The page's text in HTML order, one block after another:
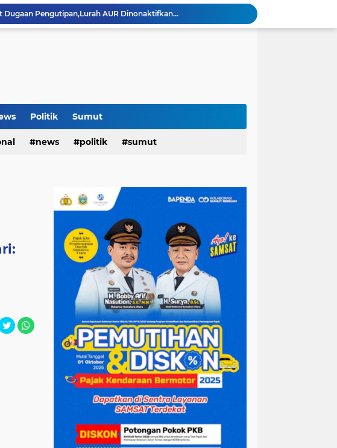
Dugaan Pengutipan,Lurah AUR Dinonaktifkan...
Rico Jadi Duta Penggerak Ayah Teladan Kota Medan,Plh Sekda Medan Pun Hadir...
Rico Hunjuk Kepala Inspektorat Erfin Fachrur Razi Sebagai Plh Sekda Medan: Mantan Pejabat Sergai...
Politik Sumut
news politik sumut